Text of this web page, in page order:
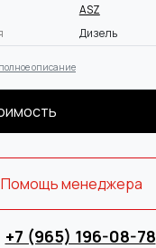
ASZ
Дизель
описание
Помощь менеджера
+7 (965) 196-08-78